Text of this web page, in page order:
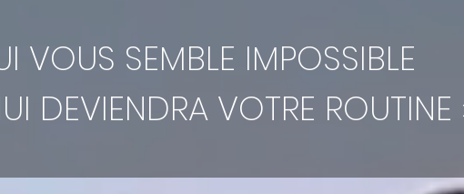
VOUS SEMBLE IMPOSSIBLE
DEVIENDRA VOTRE ROUTINE